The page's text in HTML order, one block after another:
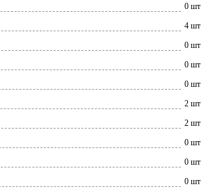
0 шт
4 шт
0 шт
0 шт
0 шт
2 шт
2 шт
0 шт
0 шт
0 шт